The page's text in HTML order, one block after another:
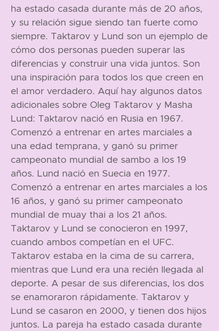
ha estado casada durante más de 20 años,
y su relación sigue siendo tan fuerte como
siempre. Taktarov y Lund son un ejemplo de
cómo dos personas pueden superar las
diferencias y construir una vida juntos. Son
una inspiración para todos los que creen en
el amor verdadero. Aquí hay algunos datos
adicionales sobre Oleg Taktarov y Masha
Lund: Taktarov nació en Rusia en 1967.
Comenzó a entrenar en artes marciales a
una edad temprana, y ganó su primer
campeonato mundial de sambo a los 19
años. Lund nació en Suecia en 1977.
Comenzó a entrenar en artes marciales a los
16 años, y ganó su primer campeonato
mundial de muay thai a los 21 años.
Taktarov y Lund se conocieron en 1997,
cuando ambos competían en el UFC.
Taktarov estaba en la cima de su carrera,
mientras que Lund era una recién llegada al
deporte. A pesar de sus diferencias, los dos
se enamoraron rápidamente. Taktarov y
Lund se casaron en 2000, y tienen dos hijos
juntos. La pareja ha estado casada durante